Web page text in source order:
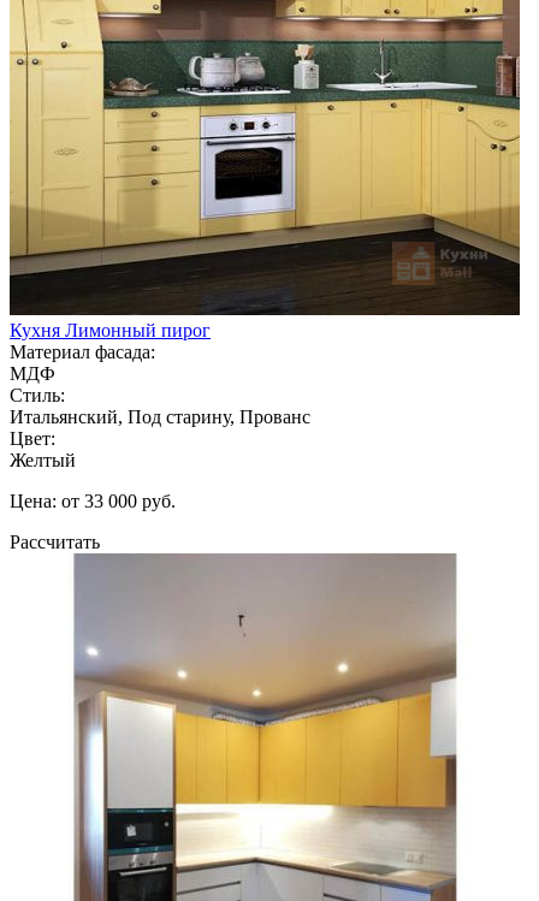
Кухня Лимонный пирог
Материал фасада:
МДФ
Стиль:
Итальянский, Под старину, Прованс
Цвет:
Желтый
Цена: от 33 000 руб.
Рассчитать